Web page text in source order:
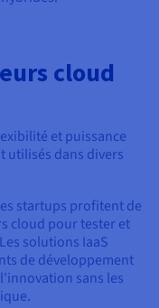
cloud
et puissance
utilisés dans divers
startups profitent de
cloud pour tester et
solutions IaaS
de développement
sans les